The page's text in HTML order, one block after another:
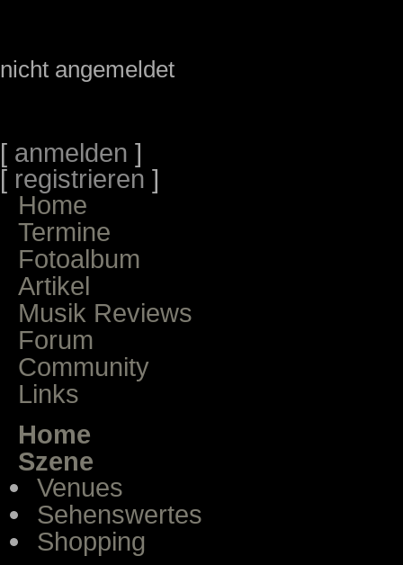
nicht angemeldet
[ anmelden ]
[ registrieren ]
Home
Termine
Fotoalbum
Artikel
Musik Reviews
Forum
Community
Links
Home
Szene
Venues
Sehenswertes
Shopping